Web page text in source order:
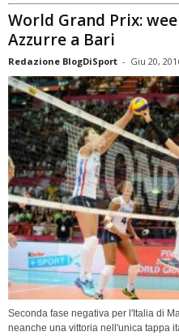
World Grand Prix:
Azzurre a Bari
Redazione BlogDiSport - Giu 20,
Seconda fase negativa per l'Italia di
neanche una vittoria nell'unica tappa